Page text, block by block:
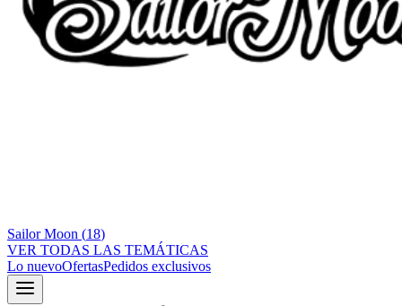
Sailor Moon (18)
VER TODAS LAS TEMÁTICAS
Lo nuevoOfertasPedidos exclusivos